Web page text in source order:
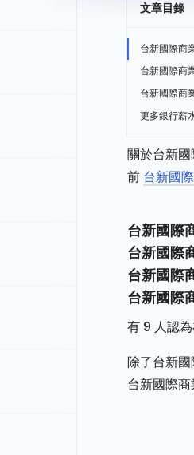
文章目錄
台新國際商
台新國際商
台新國際商
更多銀行薪
關於台新
前 台新國
台新國際
台新國際
台新國際
台新國際
有 9 人認
除了台新
台新國際